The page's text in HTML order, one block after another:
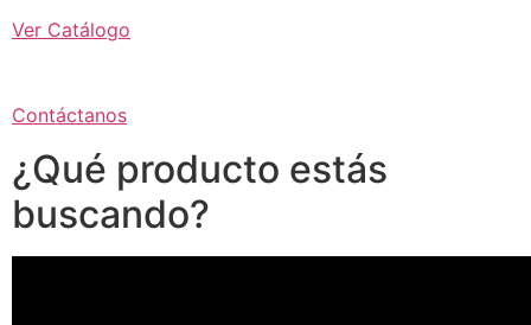
Ver Catálogo
Contáctanos
¿Qué producto estás
buscando?